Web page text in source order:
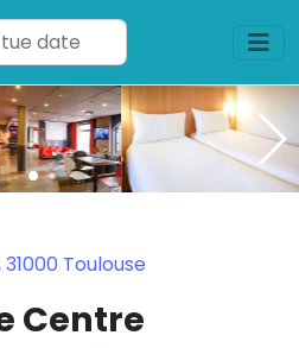
Toulouse
Centre